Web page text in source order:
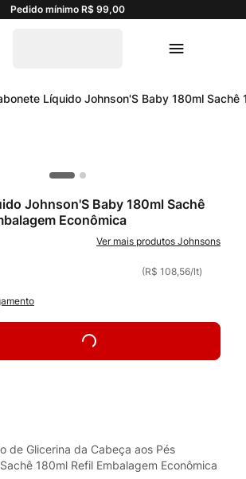
Pedido mínimo R$ 99,00
Líquido Johnson'S Baby 180ml Sachê
Johnson'S Baby 180ml Sachê
Econômica
Johnsons
(R$ 108,56/lt)
de Glicerina da Cabeça aos Pés
180ml Refil Embalagem Econômica